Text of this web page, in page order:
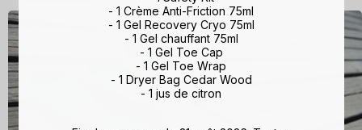
- 1 Crème Anti-Friction 75ml
- 1 Gel Recovery Cryo 75ml
- 1 Gel chauffant 75ml
- 1 Gel Toe Cap
- 1 Gel Toe Wrap
- 1 Dryer Bag Cedar Wood
- 1 jus de citron